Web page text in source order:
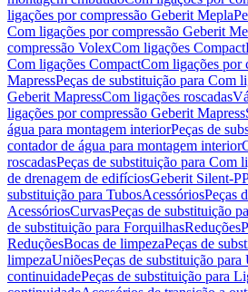
ligações por compressão Geberit Mepla
Com ligações por compressão Geberit
compressão VolexCom ligações Compact
Com ligações CompactCom ligações por
MapressPeças de substituição para Com
Geberit MapressCom ligações roscadas
ligações por compressão Geberit Mapress
água para montagem interiorPeças de
contador de água para montagem interior
roscadasPeças de substituição para Com
de drenagem de edifíciosGeberit Silent-
substituição para TubosAcessóriosPeças
AcessóriosCurvasPeças de substituição
de substituição para ForquilhasReduções
ReduçõesBocas de limpezaPeças de
limpezaUniõesPeças de substituição para
continuidadePeças de substituição para